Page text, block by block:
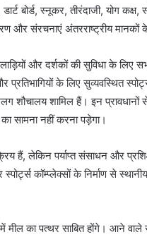
बोर्ड, स्नूकर, तीरंदाजी, योग कक्ष,
संरचनाएं अंतरराष्ट्रीय मानकों
और दर्शकों की सुविधा के लिए
के लिए सुव्यवस्थित
शौचालय शामिल हैं। इन प्रावधानों
सामना नहीं करना पड़ेगा।
लेकिन पर्याप्त संसाधन और
कॉम्प्लेक्सों के निर्माण से स्थानीय
मील का पत्थर साबित होंगे। आने